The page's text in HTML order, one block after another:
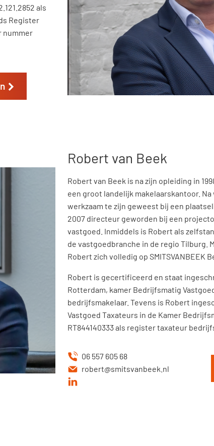
als
Register
nummer
Robert van Beek
Robert van Beek is na zijn opleiding in
een groot landelijk makelaarskantoor.
werkzaam te zijn geweest bij een
2007 directeur geworden bij een
vastgoed. Inmiddels is Robert als
de vastgoedbranche in de regio Tilburg.
Robert zich volledig op SMITSVANBEEK
Robert is gecertificeerd en staat
Rotterdam, kamer Bedrijfsmatig
bedrijfsmakelaar. Tevens is Robert
Vastgoed Taxateurs in de Kamer
RT844140333 als register taxateur
06 557 605 68
robert@smitsvanbeek.nl